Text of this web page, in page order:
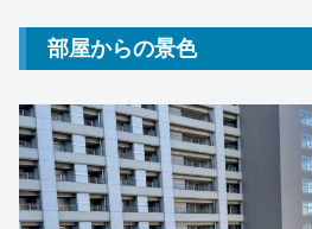
部屋からの景色